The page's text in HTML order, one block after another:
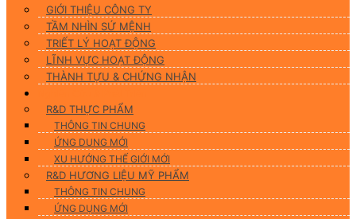
GIỚI THIỆU CÔNG TY
TẦM NHÌN SỨ MỆNH
TRIẾT LÝ HOẠT ĐỘNG
LĨNH VỰC HOẠT ĐỘNG
THÀNH TỰU & CHỨNG NHẬN
R&D THỰC PHẨM
THÔNG TIN CHUNG
ỨNG DUNG MỚI
XU HƯỚNG THẾ GIỚI MỚI
R&D HƯƠNG LIỆU MỸ PHẨM
THÔNG TIN CHUNG
ỨNG DỤNG MỚI